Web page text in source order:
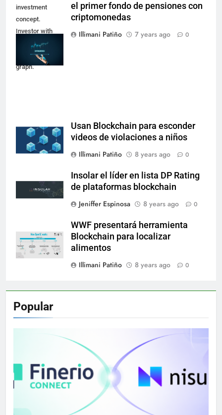
investment
concept.
Investor with
digital tablet and
virtual tradeview
graph.
el primer fondo de pensiones con
criptomonedas
Illimani Patiño
7 years ago 0
Usan Blockchain para esconder
videos de violaciones a niños
Illimani Patiño
8 years ago 0
Insolar el líder en lista DP Rating
de plataformas blockchain
Jeniffer Espinosa
8 years ago 0
WWF presentará herramienta
Blockchain para localizar
alimentos
Illimani Patiño
8 years ago 0
Popular